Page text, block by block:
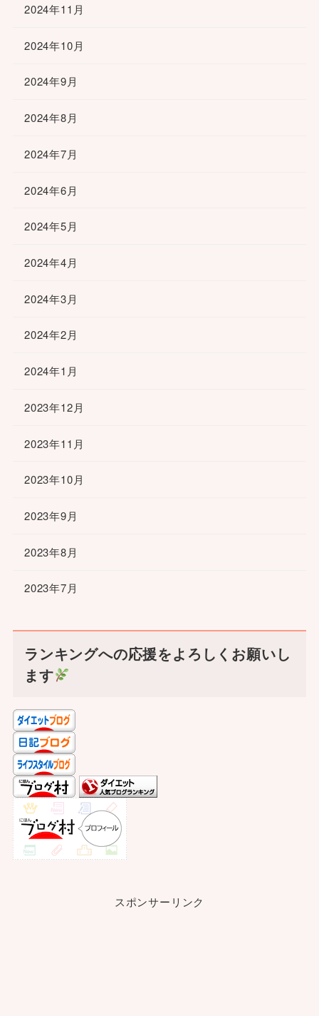
2024年11月
2024年10月
2024年9月
2024年8月
2024年7月
2024年6月
2024年5月
2024年4月
2024年3月
2024年2月
2024年1月
2023年12月
2023年11月
2023年10月
2023年9月
2023年8月
2023年7月
ランキングへの応援をよろしくお願いし
ます
スポンサーリンク